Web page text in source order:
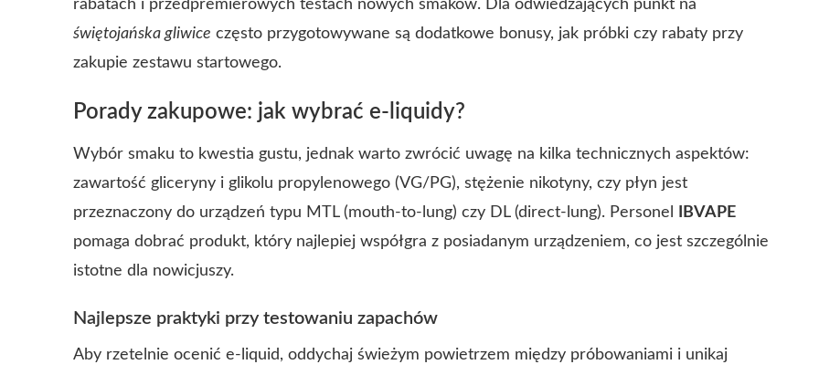
rabatach i przedpremierowych testach nowych smaków. Dla odwiedzających punkt na
świętojańska gliwice często przygotowywane są dodatkowe bonusy, jak próbki czy rabaty przy
zakupie zestawu startowego.
Porady zakupowe: jak wybrać e-liquidy?
Wybór smaku to kwestia gustu, jednak warto zwrócić uwagę na kilka technicznych aspektów:
zawartość gliceryny i glikolu propylenowego (VG/PG), stężenie nikotyny, czy płyn jest
przeznaczony do urządzeń typu MTL (mouth-to-lung) czy DL (direct-lung). Personel
IBVAPE
pomaga dobrać produkt, który najlepiej współgra z posiadanym urządzeniem, co jest szczególnie
istotne dla nowicjuszy.
Najlepsze praktyki przy testowaniu zapachów
Aby rzetelnie ocenić e-liquid, oddychaj świeżym powietrzem między próbowaniami i unikaj